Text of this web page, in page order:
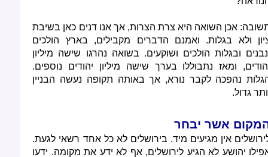
אכן השואה היא צרת הצרות, אך אנו דנים כאן בשיבת
ולא בגלות. ואמנם הדברים מקבילים, בארץ הולכים
ובגלות הולכים ושוקעים. בשואה נהרגו שישה מיליון
ומאז נתבוללו בערך שישה מיליון יהודים נוספים.
נהפכה לקבר נורא, אך באותה תקופה נעשה הבניין
גדול.
אשר יבחר
אין מגיעים מיד. בירושלים לא כל אחד רשאי לגעת.
יהושע לא הגיע לירושלים, אף לא ידע את מקומה. ידעו